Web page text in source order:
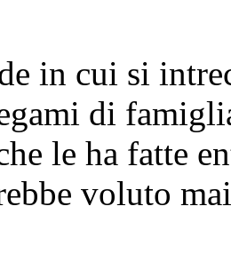
in cui si
di
le ha fatte
voluto